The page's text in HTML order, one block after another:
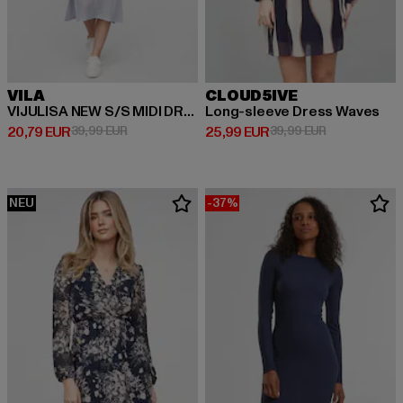
VILA
VIJULISA NEW S/S MIDI DRESS
20,79 EUR
Derzeitiger Preis: 20,79 EUR
39,99 EURAktionspreis: 39,99 EUR
CLOUD5IVE
Long-sleeve Dress Waves
25,99 EUR
Derzeitiger Preis: 25,99 EUR
39,99 EURAktionspreis:
NEU -37%